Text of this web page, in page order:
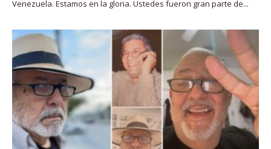
Venezuela. Estamos en la gloria. Ustedes fueron gran parte de...